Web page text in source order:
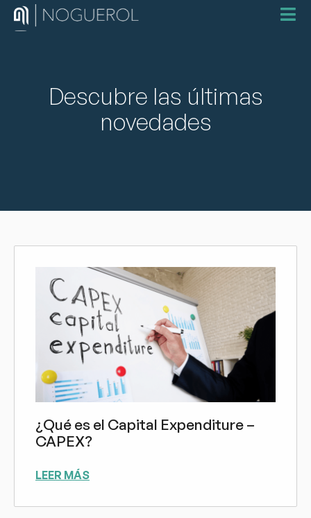
Descubre las últimas
novedades
¿Qué es el Capital Expenditure –
CAPEX?
LEER MÁS